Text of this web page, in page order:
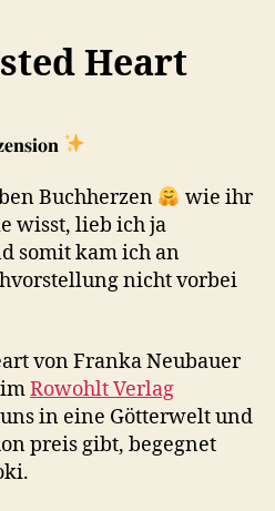
Heart
Buchherzen
wie ihr
wisst, lieb ich ja
somit kam ich an
nicht vorbei
von Franka Neubauer
imRowohlt Verlag
in eine Götterwelt und
preis gibt, begegnet